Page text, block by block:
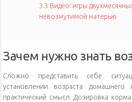
3.3 Видео: игры
невозмутимой матерью
Зачем нужно знать
Сложно представить себе
установлении возраста
практический смысл. Дозировка